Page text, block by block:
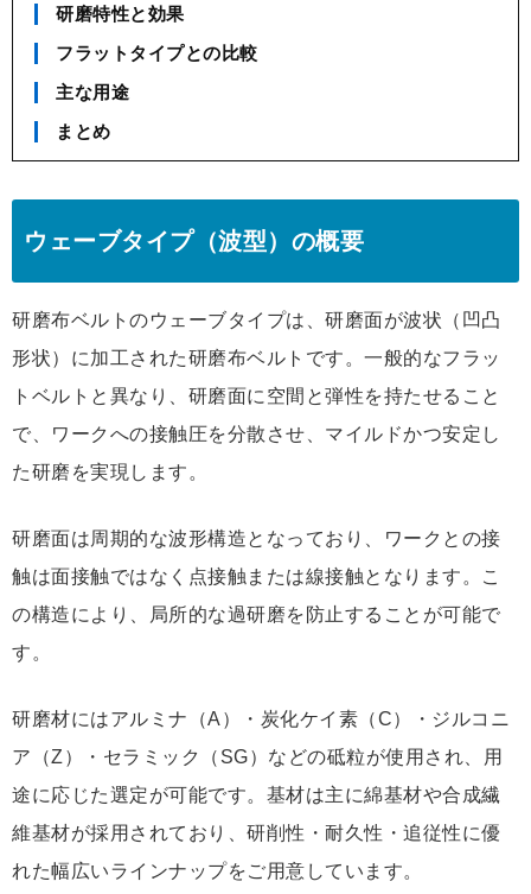
研磨特性と効果
フラットタイプとの比較
主な用途
まとめ
ウェーブタイプ（波型）の概要
研磨布ベルトのウェーブタイプは、研磨面が波状（凹凸
形状）に加工された研磨布ベルトです。一般的なフラッ
トベルトと異なり、研磨面に空間と弾性を持たせること
で、ワークへの接触圧を分散させ、マイルドかつ安定し
た研磨を実現します。
研磨面は周期的な波形構造となっており、ワークとの接
触は面接触ではなく点接触または線接触となります。こ
の構造により、局所的な過研磨を防止することが可能で
す。
研磨材にはアルミナ（A）・炭化ケイ素（C）・ジルコニ
ア（Z）・セラミック（SG）などの砥粒が使用され、用
途に応じた選定が可能です。基材は主に綿基材や合成繊
維基材が採用されており、研削性・耐久性・追従性に優
れた幅広いラインナップをご用意しています。